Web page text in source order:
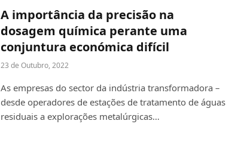
A importância da precisão na
dosagem química perante uma
conjuntura económica difícil
23 de Outubro, 2022
As empresas do sector da indústria transformadora –
desde operadores de estações de tratamento de águas
residuais a explorações metalúrgicas…